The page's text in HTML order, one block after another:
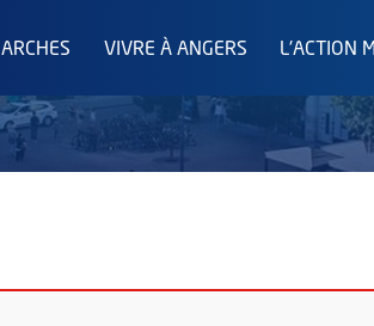
VIVRE À ANGERS L'ACTION